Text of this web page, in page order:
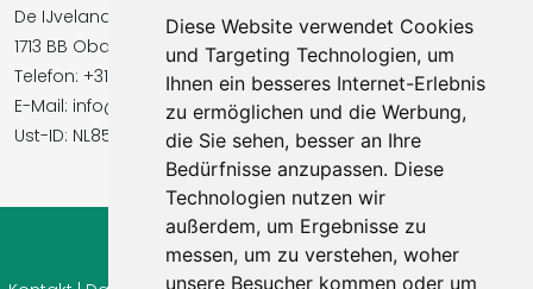
Diese Website verwendet Cookies
und Targeting Technologien, um
Ihnen ein besseres Internet-Erlebnis
zu ermöglichen und die Werbung,
die Sie sehen, besser an Ihre
Bedürfnisse anzupassen. Diese
Technologien nutzen wir
außerdem, um Ergebnisse zu
messen, um zu verstehen, woher
unsere Besucher kommen oder um
De IJvelandssloot 20
1713 BB Obdam, Niederlande
Telefon: +31854016545
E-Mail: info@vidavilla.com
Ust-ID: NL855781919B01
© 2026 Ferienhaus-Tirol.eu